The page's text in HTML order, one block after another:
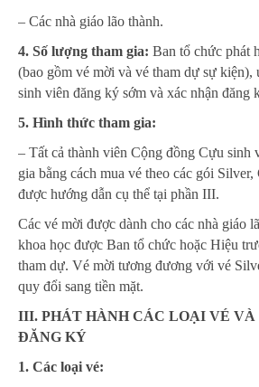
– Các nhà giáo lão thành.
4. Số lượng tham gia: Ban tổ chức phát
(bao gồm vé mời và vé tham dự sự kiện),
sinh viên đăng ký sớm và xác nhận đăng
5. Hình thức tham gia:
– Tất cả thành viên Cộng đồng Cựu sinh
gia bằng cách mua vé theo các gói
được hướng dẫn cụ thể tại phần III.
Các vé mời được dành cho các nhà giáo
khoa học được Ban tổ chức hoặc Hiệu
tham dự. Vé mời tương đương với vé
quy đổi sang tiền mặt.
III. PHÁT HÀNH CÁC LOẠI VÉ VÀ
ĐĂNG KÝ
1. Các loại vé: